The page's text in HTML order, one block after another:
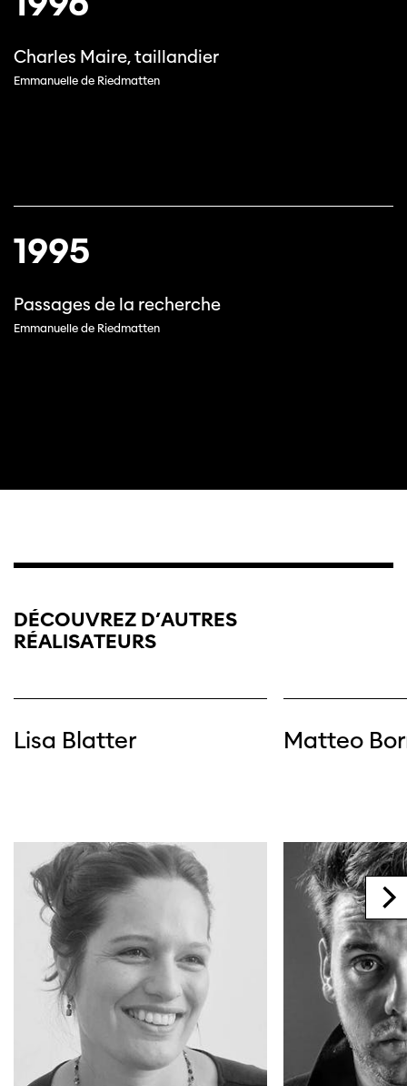
Charles Maire, taillandier
Emmanuelle de Riedmatten
1995
Passages de la recherche
Emmanuelle de Riedmatten
DÉCOUVREZ D’AUTRES
RÉALISATEURS
Lisa Blatter Matteo